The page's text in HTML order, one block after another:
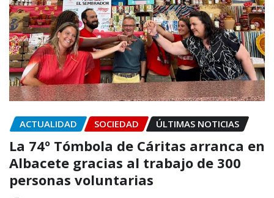
ACTUALIDAD SOCIEDAD ÚLTIMAS NOTICIAS
La 74º Tómbola de Cáritas arranca en
Albacete gracias al trabajo de 300
personas voluntarias